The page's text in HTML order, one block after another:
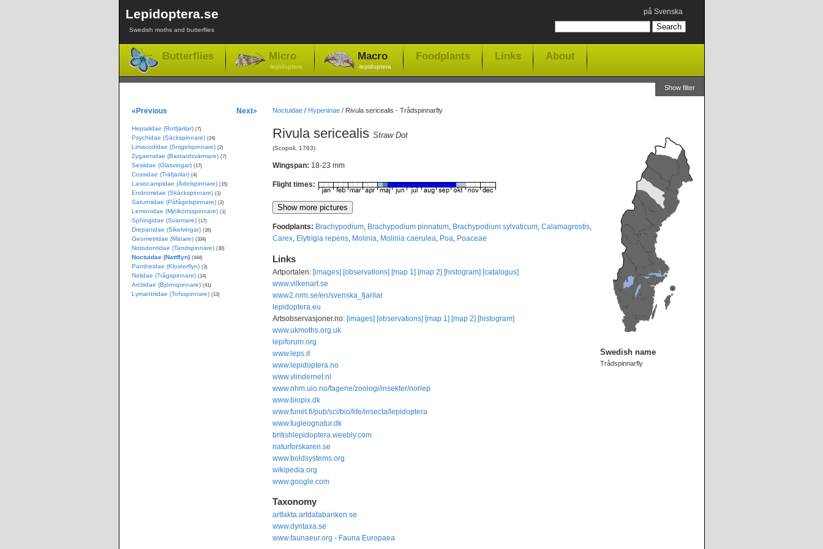
Lepidoptera.se
Swedish moths and butterflies
på Svenska
Butterflies Micro
-lepidoptera
Macro
-lepidoptera
Foodplants Links About
Show filter
Noctuidae/ Hypeninae/ Rivula sericealis - Trådspinnarfly
Rivula sericealis Straw Dot
(Scopoli, 1763)
Wingspan: 18-23 mm
Flight times:
Foodplants: Brachypodium, Brachypodium pinnatum, Brachypodium sylvaticum, Calamagrostis,
Carex, Elytrigia repens, Molinia, Molinia caerulea, Poa, Poaceae
Links
Artportalen: [images] [observations] [map 1] [map 2] [histogram] [catalogus]
www.vilkenart.se
www2.nrm.se/en/svenska_fjarilar
lepidoptera.eu
Artsobservasjoner.no: [images] [observations] [map 1] [map 2] [histogram]
www.ukmoths.org.uk
lepiforum.org
www.leps.it
www.lepidoptera.no
www.vlindernet.nl
www.nhm.uio.no/fagene/zoologi/insekter/norlep
www.biopix.dk
www.funet.fi/pub/sci/bio/life/insecta/lepidoptera
www.fugleognatur.dk
britishlepidoptera.weebly.com
naturforskaren.se
www.boldsystems.org
wikipedia.org
www.google.com
Taxonomy
artfakta.artdatabanken.se
www.dyntaxa.se
www.faunaeur.org - Fauna Europaea
Swedish name
Trådspinnarfly
«Previous Next»
Hepialidae (Rotfjärilar) (7)
Psychidae (Säckspinnare) (24)
Limacodidae (Snigelspinnare) (2)
Zygaenidae (Bastardsvärmare) (7)
Sesiidae (Glasvingar) (17)
Cossidae (Träfjärilar) (4)
Lasiocampidae (Ädelspinnare) (15)
Endromidae (Skäckspinnare) (1)
Saturniidae (Påfågelspinnare) (2)
Lemonidae (Mjölkörtsspinnare) (1)
Sphingidae (Svärmare) (17)
Drepanidae (Sikelvingar) (16)
Geometridae (Mätare) (334)
Notodontidae (Tandspinnare) (30)
Noctuidae (Nattflyn) (444)
Pantheidae (Klosterflyn) (3)
Nolidae (Trågspinnare) (14)
Arctiidae (Björnspinnare) (41)
Lymantriidae (Tofsspinnare) (13)